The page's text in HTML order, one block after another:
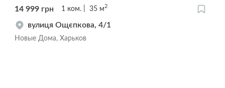
14 999 грн 1 ком. 35 м2
вулиця Ощєпкова, 4/1
Новые Дома, Харьков